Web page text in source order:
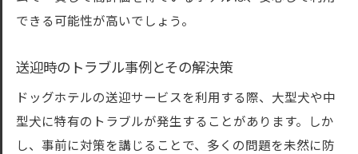
できる可能性が高いでしょう。
送迎時のトラブル事例とその解決策
ドッグホテルの送迎サービスを利用する際、大型犬や中
型犬に特有のトラブルが発生することがあります。しか
し、事前に対策を講じることで、多くの問題を未然に防